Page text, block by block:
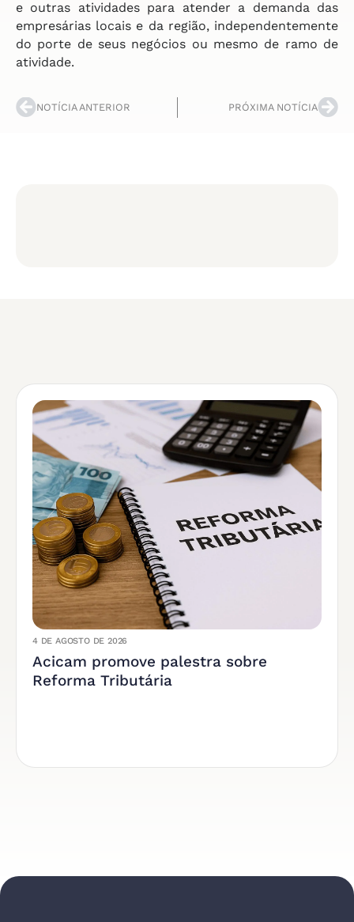
e outras atividades para atender a demanda das
empresárias locais e da região, independentemente
do porte de seus negócios ou mesmo de ramo de
atividade.
NOTÍCIA ANTERIOR PRÓXIMA NOTÍCIA
4 DE AGOSTO DE 2026
Acicam promove palestra sobre
Reforma Tributária